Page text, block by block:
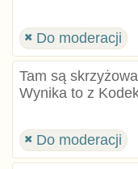
Do moderacji
Tam są
Wynika to z
Do moderacji